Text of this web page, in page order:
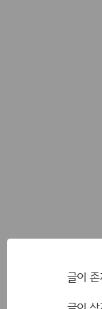
글이